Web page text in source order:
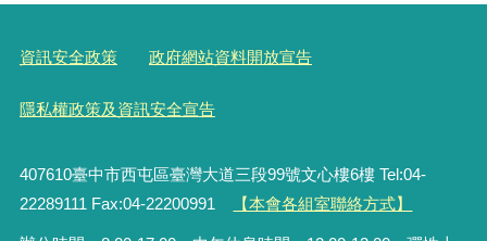
資訊安全政策 政府網站資料開放宣告
隱私權政策及資訊安全宣告
407610臺中市西屯區臺灣大道三段99號文心樓6樓 Tel:04-
22289111 Fax:04-22200991
【本會各組室聯絡方式】